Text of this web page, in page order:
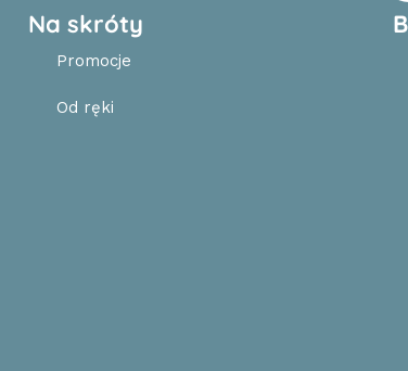
Na skróty
Promocje
Od ręki